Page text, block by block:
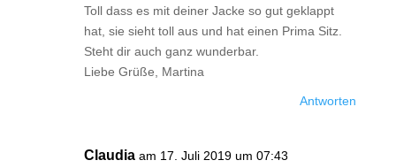
Toll dass es mit deiner Jacke so gut geklappt
hat, sie sieht toll aus und hat einen Prima Sitz.
Steht dir auch ganz wunderbar.
Liebe Grüße, Martina
Antworten
Claudia am 17. Juli 2019 um 07:43